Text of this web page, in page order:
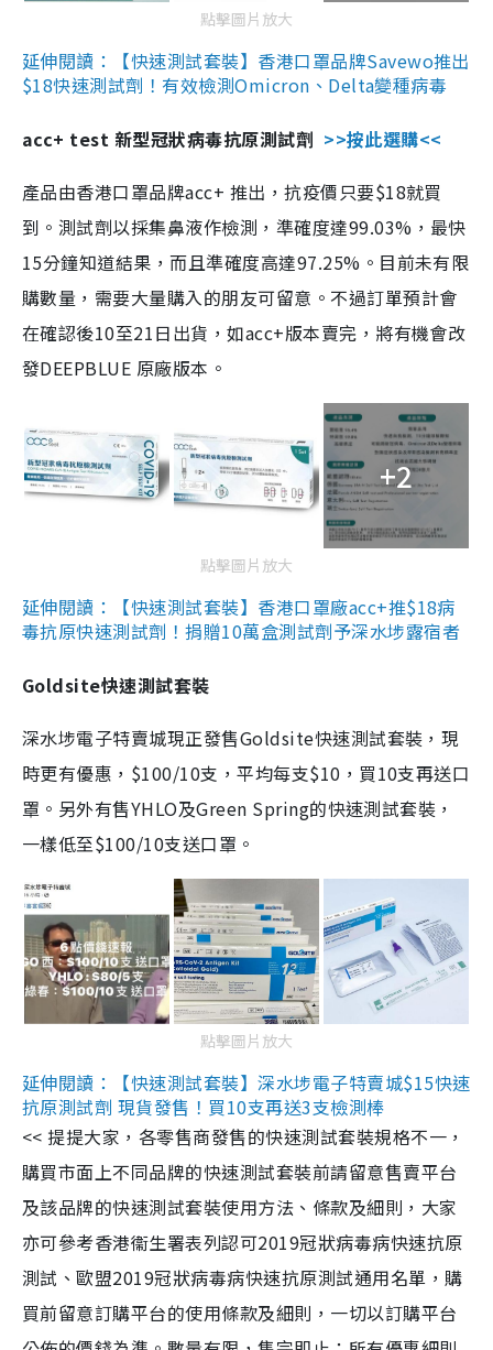
點擊圖片放大
延伸閱讀：【快速測試套裝】香港口罩品牌Savewo推出
$18快速測試劑！有效檢測Omicron、Delta變種病毒
acc+ test 新型冠狀病毒抗原測試劑 >>按此選購<<
產品由香港口罩品牌acc+ 推出，抗疫價只要$18就買
到。測試劑以採集鼻液作檢測，準確度達99.03%，最快
15分鐘知道結果，而且準確度高達97.25%。目前未有限
購數量，需要大量購入的朋友可留意。不過訂單預計會
在確認後10至21日出貨，如acc+版本賣完，將有機會改
發DEEPBLUE 原廠版本。
+2
點擊圖片放大
延伸閱讀：【快速測試套裝】香港口罩廠acc+推$18病
毒抗原快速測試劑！捐贈10萬盒測試劑予深水埗露宿者
Goldsite快速測試套裝
深水埗電子特賣城現正發售Goldsite快速測試套裝，現
時更有優惠，$100/10支，平均每支$10，買10支再送口
罩。另外有售YHLO及Green Spring的快速測試套裝，
一樣低至$100/10支送口罩。
點擊圖片放大
延伸閱讀：【快速測試套裝】深水埗電子特賣城$15快速
抗原測試劑 現貨發售！買10支再送3支檢測棒
<< 提提大家，各零售商發售的快速測試套裝規格不一，
購買市面上不同品牌的快速測試套裝前請留意售賣平台
及該品牌的快速測試套裝使用方法、條款及細則，大家
亦可參考香港衞生署表列認可2019冠狀病毒病快速抗原
測試、歐盟2019冠狀病毒病快速抗原測試通用名單，購
買前留意訂購平台的使用條款及細則，一切以訂購平台